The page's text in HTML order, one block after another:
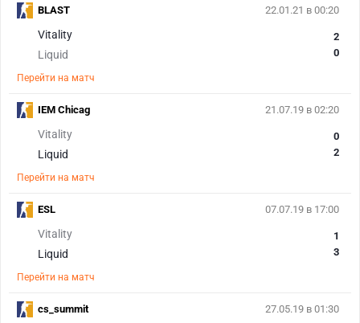
22.01.21 в 00:20
Vitality
Liquid
2
0
Перейти на матч
BLAST
21.07.19 в 02:20
Vitality
Liquid
0
2
Перейти на матч
IEM Chicag
07.07.19 в 17:00
Vitality
Liquid
1
3
Перейти на матч
ESL
27.05.19 в 01:30
cs_summit